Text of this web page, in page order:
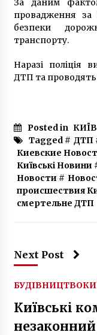
9
провадження
безпеки
транспорту.
Наразі поліція
ДТП та проводять
Posted in КИЇВ
Tagged # ДТП
Киевские
Київські Новини
Новости #
происшествия
смертельне ДТП
Next Post
БУДІВНИЦТВО
Київські